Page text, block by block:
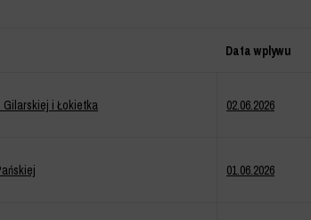
Data wplywu
Gilarskiej i Łokietka 02.06.2026
01.06.2026